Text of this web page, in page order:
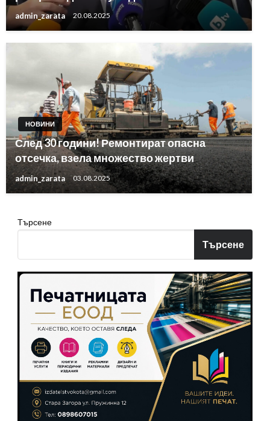
admin_zarata 20.08.2025
НОВИНИ
След 30 години! Ремонтират опасна
отсечка, взела множество жертви
admin_zarata 03.08.2025
Търсене
Търсене